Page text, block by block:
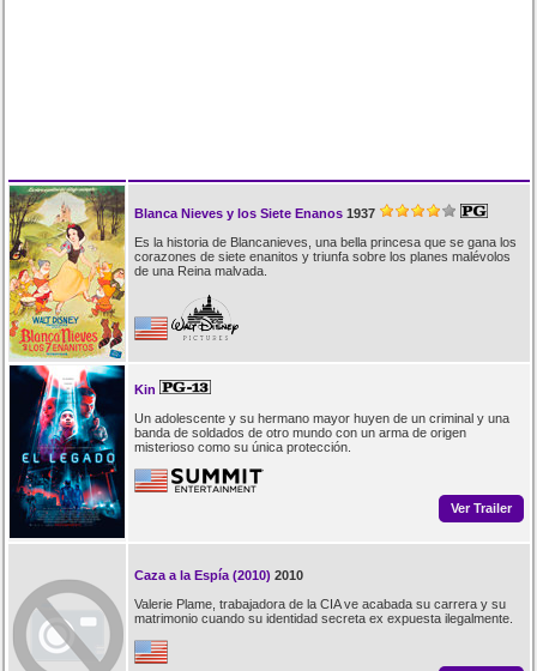
Blanca Nieves y los Siete Enanos 1937
Es la historia de Blancanieves, una bella princesa que se gana los
corazones de siete enanitos y triunfa sobre los planes malévolos
de una Reina malvada.
Kin
Un adolescente y su hermano mayor huyen de un criminal y una
banda de soldados de otro mundo con un arma de origen
misterioso como su única protección.
Ver Trailer
Caza a la Espía (2010) 2010
Valerie Plame, trabajadora de la CIA ve acabada su carrera y su
matrimonio cuando su identidad secreta ex expuesta ilegalmente.